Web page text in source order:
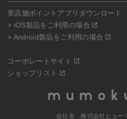
実店舗ポイントアプリダウンロード
> iOS製品をご利用の場合
> Android製品をご利用の場合
コーポレートサイト
ショップリスト
会社名 株式会社ヒュー